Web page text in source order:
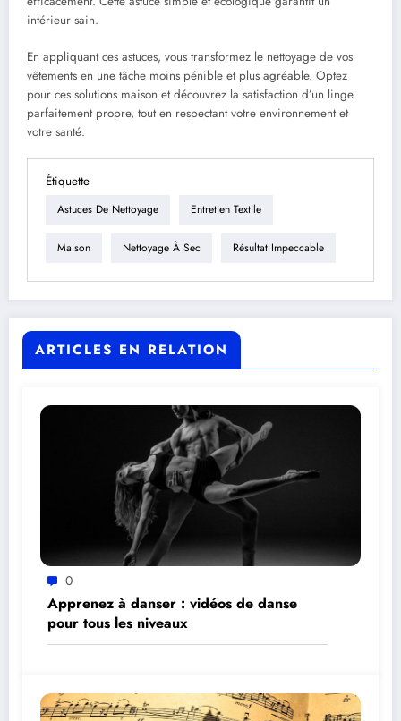
intérieur sain.
En appliquant ces astuces, vous transformez le nettoyage de vos
vêtements en une tâche moins pénible et plus agréable. Optez
pour ces solutions maison et découvrez la satisfaction d’un linge
parfaitement propre, tout en respectant votre environnement et
votre santé.
Étiquette
Astuces De Nettoyage Entretien Textile
Maison Nettoyage À Sec Résultat Impeccable
ARTICLES EN RELATION
0
Apprenez à danser : vidéos de danse
pour tous les niveaux